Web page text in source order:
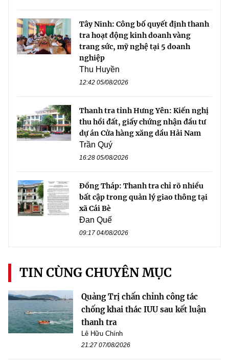
Tây Ninh: Công bố quyết định thanh
tra hoạt động kinh doanh vàng
trang sức, mỹ nghệ tại 5 doanh
nghiệp
Thu Huyền
12:42 05/08/2026
Thanh tra tỉnh Hưng Yên: Kiến nghị
thu hồi đất, giấy chứng nhận đầu tư
dự án Cửa hàng xăng dầu Hải Nam
Trần Quý
16:28 05/08/2026
Đồng Tháp: Thanh tra chỉ rõ nhiều
bất cập trong quản lý giao thông tại
xã Cái Bè
Đan Quế
09:17 04/08/2026
TIN CÙNG CHUYÊN MỤC
Quảng Trị chấn chỉnh công tác
chống khai thác IUU sau kết luận
thanh tra
Lê Hữu Chính
21:27 07/08/2026